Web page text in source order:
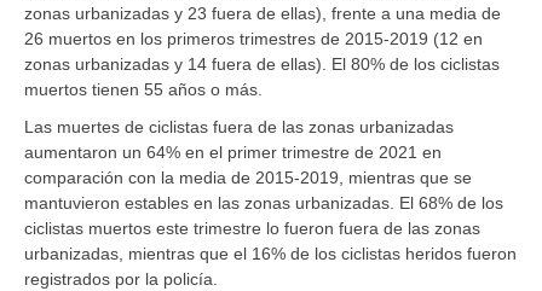
zonas urbanizadas y 23 fuera de ellas), frente a una media de
26 muertos en los primeros trimestres de 2015-2019 (12 en
zonas urbanizadas y 14 fuera de ellas). El 80% de los ciclistas
muertos tienen 55 años o más.
Las muertes de ciclistas fuera de las zonas urbanizadas
aumentaron un 64% en el primer trimestre de 2021 en
comparación con la media de 2015-2019, mientras que se
mantuvieron estables en las zonas urbanizadas. El 68% de los
ciclistas muertos este trimestre lo fueron fuera de las zonas
urbanizadas, mientras que el 16% de los ciclistas heridos fueron
registrados por la policía.